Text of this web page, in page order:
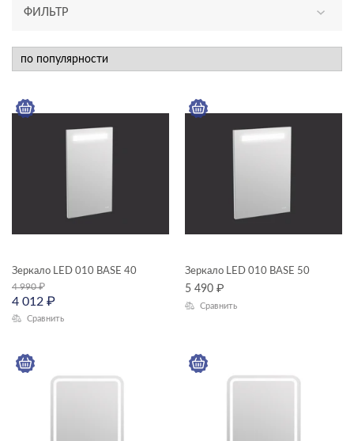
ФИЛЬТР
мебель для ванной
ТИП ПРОДУКТА
зеркала
ГАБАРИТЫ
Ширина, см
Высота, см
Зеркало LED 010 BASE 40
4 990₽
4 012 ₽
Сравнить
Зеркало LED 010 BASE 50
5 490 ₽
Сравнить